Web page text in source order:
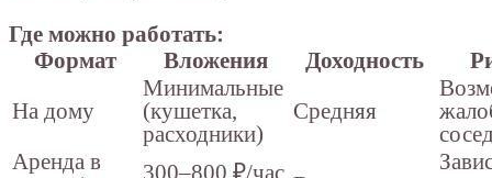
Где можно работать:
Формат
Вложения Доходность
На дому
Минимальные
(кушетка,
расходники)
Средняя
Аренда в